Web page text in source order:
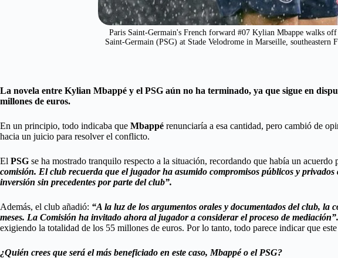
Paris Saint-Germain's French forward #07 Kylian Mbappe walks
Saint-Germain (PSG) at Stade Velodrome in Marseille,
La novela entre Kylian Mbappé y el PSG aún no ha terminado, ya que sigue en
millones de euros.
En un principio, todo indicaba que Mbappé renunciaría a esa cantidad, pero cambió de
hacia un juicio para resolver el conflicto.
El PSG se ha mostrado tranquilo respecto a la situación, recordando que había un acuerdo
comisión. El club recuerda que el jugador ha asumido compromisos públicos y
inversión sin precedentes por parte del club”.
Además, el club añadió: “A la luz de los argumentos orales y documentados del club,
meses. La Comisión ha invitado ahora al jugador a considerar el proceso de mediación”.
exigiendo la totalidad de los 55 millones de euros. Por lo tanto, todo parece indicar que
¿Quién crees que será el más beneficiado en este caso, Mbappé o el PSG?